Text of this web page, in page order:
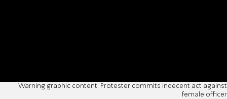
Warning graphic content: Protester commits indecent act against
female officer